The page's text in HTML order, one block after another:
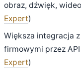
obraz, dźwięk,
Expert)
Większa integracja
firmowymi przez
Expert)